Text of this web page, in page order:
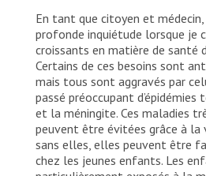
En tant que citoyen et médecin,
profonde inquiétude lorsque je
croissants en matière de santé
Certains de ces besoins sont
mais tous sont aggravés par
passé préoccupant
et la méningite. Ces maladies
peuvent être évitées grâce à la
sans elles, elles peuvent être
chez les jeunes enfants. Les